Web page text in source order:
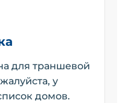
для траншевой
у
домов.